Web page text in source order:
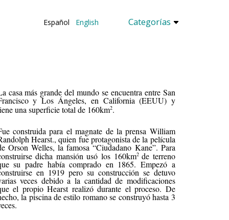
Categorías
Español English
casa más grande del mundo se encuentra entre San
y Los Ángeles, en California (EEUU) y
una superficie total de 160km2.
construida para el magnate de la prensa William
Hearst., quien fue protagonista de la película
Orson Welles, la famosa “Ciudadano Kane”. Para
dicha mansión usó los 160km2 de terreno
su padre había comprado en 1865. Empezó a
en 1919 pero su construcción se detuvo
veces debido a la cantidad de modificaciones
el propio Hearst realizó durante el proceso. De
la piscina de estilo romano se construyó hasta 3